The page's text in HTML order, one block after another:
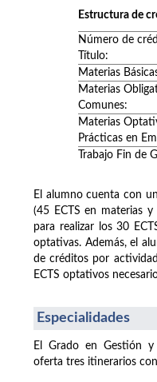
Estructura de
Número de
Título:
Materias
Materias
Comunes:
Materias
Prácticas en
Trabajo Fin de
El alumno cuenta con
(45 ECTS en materias
para realizar los 30
optativas. Además, el
de créditos por
ECTS optativos
Especialidades
El Grado en Gestión y
oferta tres itinerarios